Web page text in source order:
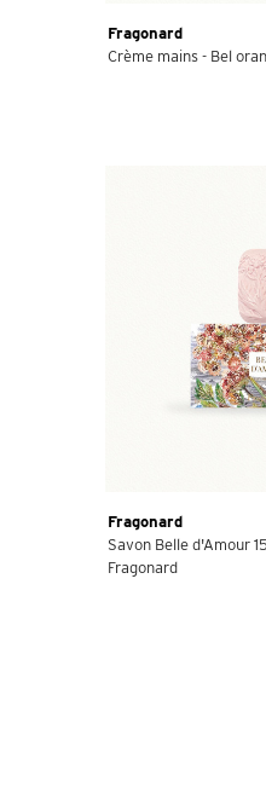
Fragonard
Crème mains - Bel
Fragonard
Savon Belle d'Amour
Fragonard